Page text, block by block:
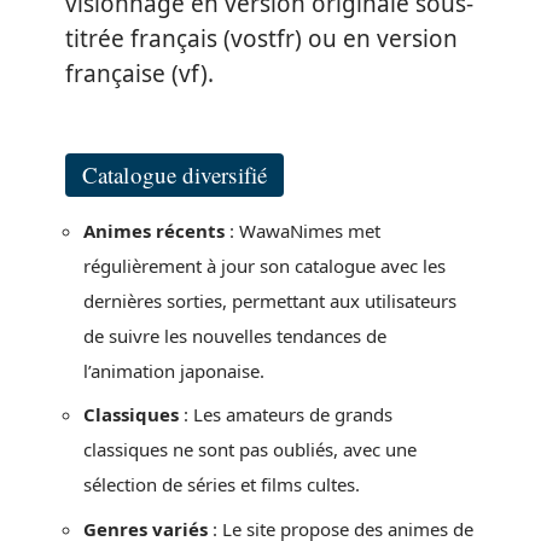
titrée français (vostfr) ou en version
française (vf).
Catalogue diversifié
Animes récents : WawaNimes met
régulièrement à jour son catalogue avec les
dernières sorties, permettant aux utilisateurs
de suivre les nouvelles tendances de
l’animation japonaise.
Classiques : Les amateurs de grands
classiques ne sont pas oubliés, avec une
sélection de séries et films cultes.
Genres variés : Le site propose des animes de